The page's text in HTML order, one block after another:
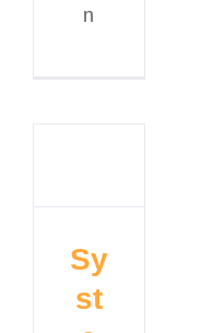
n
Sy
st